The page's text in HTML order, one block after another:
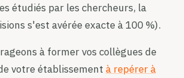
étudiés par les chercheurs, la
s'est avérée exacte à 100 %).
à former vos collègues de
votre établissement à repérer à